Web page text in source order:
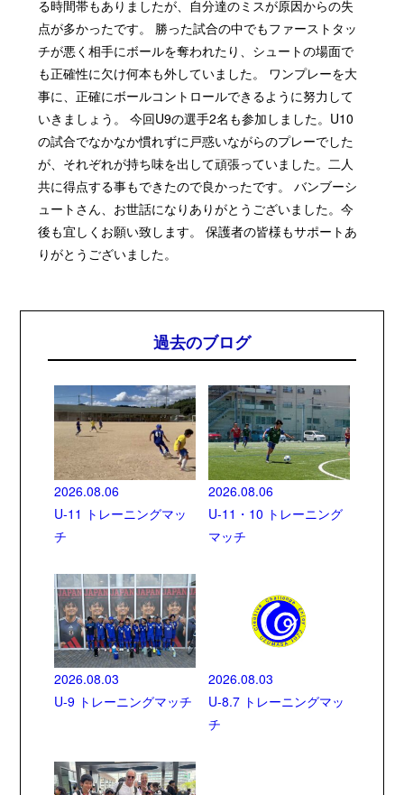
る時間帯もありましたが、自分達のミスが原因からの失
点が多かったです。 勝った試合の中でもファーストタッ
チが悪く相手にボールを奪われたり、シュートの場面で
も正確性に欠け何本も外していました。 ワンプレーを大
事に、正確にボールコントロールできるように努力して
いきましょう。 今回U9の選手2名も参加しました。U10
の試合でなかなか慣れずに戸惑いながらのプレーでした
が、それぞれが持ち味を出して頑張っていました。二人
共に得点する事もできたので良かったです。 バンブーシ
ュートさん、お世話になりありがとうございました。今
後も宜しくお願い致します。 保護者の皆様もサポートあ
りがとうございました。
過去のブログ
2026.08.06
U-11 トレーニングマッ
チ
2026.08.06
U-11・10 トレーニング
マッチ
2026.08.03
U-9 トレーニングマッチ
2026.08.03
U-8.7 トレーニングマッ
チ